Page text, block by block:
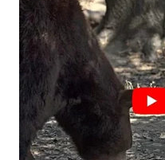
WN
MADURA
WN
SURABAYA
WN